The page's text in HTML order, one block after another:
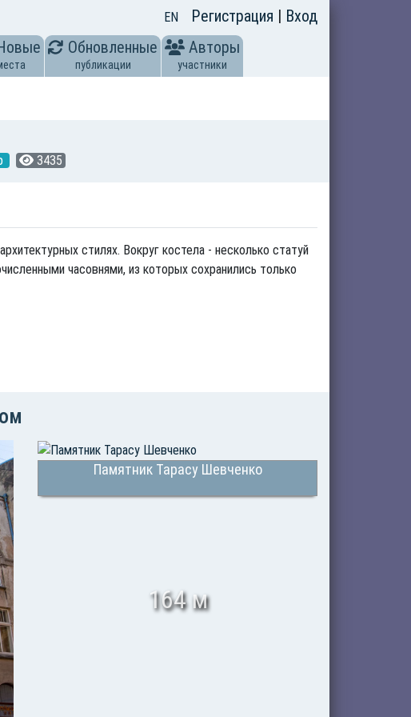
EN Регистрация | Вход
Обновленные
публикации
Авторы
участники
3435
стилях. Вокруг костела - несколько статуй
часовнями, из которых сохранились только
Памятник Тарасу Шевченко
164 м